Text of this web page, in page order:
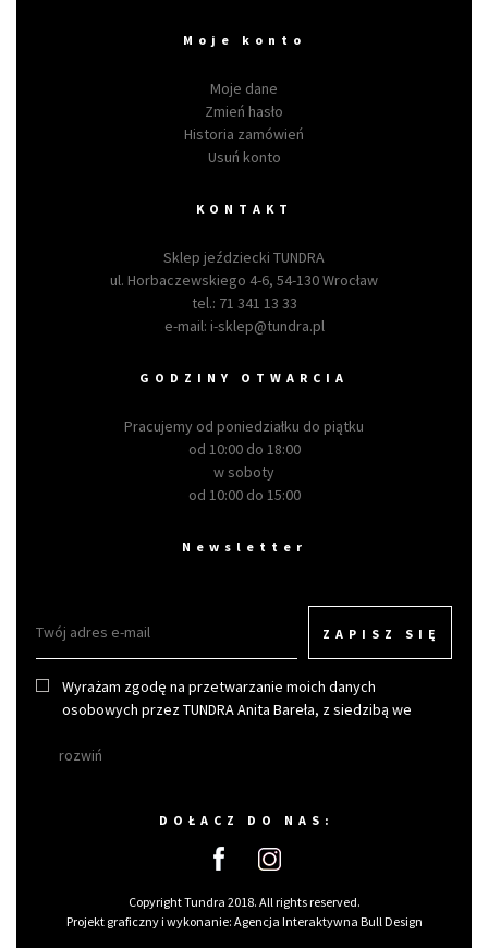
Moje konto
Moje dane
Zmień hasło
Historia zamówień
Usuń konto
KONTAKT
Sklep jeździecki TUNDRA
ul. Horbaczewskiego 4-6, 54-130 Wrocław
tel.: 71 341 13 33
e-mail: i-sklep@tundra.pl
GODZINY OTWARCIA
Pracujemy od poniedziałku do piątku
od 10:00 do 18:00
w soboty
od 10:00 do 15:00
Newsletter
ZAPISZ SIĘ
Wyrażam zgodę na przetwarzanie moich danych
osobowych przez TUNDRA Anita Bareła, z siedzibą we
rozwiń
DOŁACZ DO NAS:
Copyright Tundra 2018. All rights reserved.
Projekt graficzny i wykonanie: Agencja Interaktywna Bull Design